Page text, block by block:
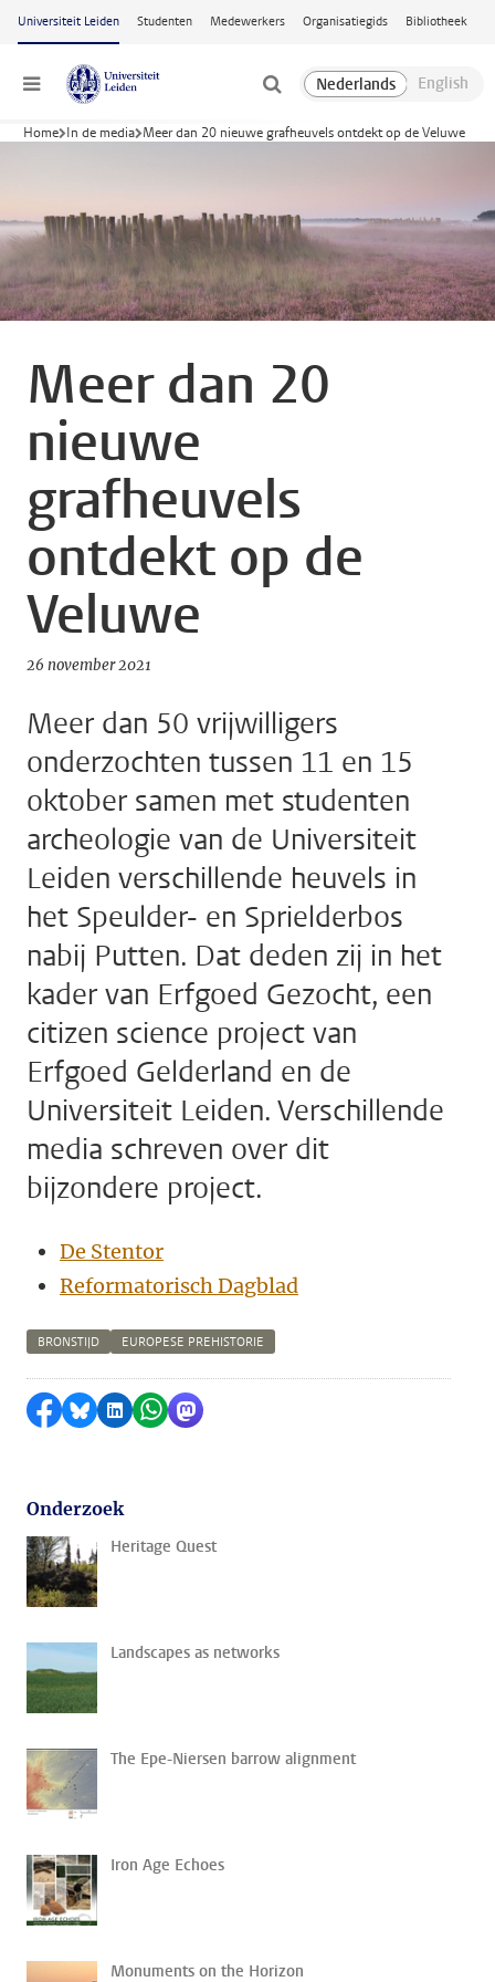
Ga naar hoofdinhoud
Universiteit Leiden Studenten Medewerkers Organisatiegids Bibliotheek
Menu
Home In de media Meer dan 20 nieuwe grafheuvels ontdekt op de Veluwe
Meer dan 20
nieuwe
grafheuvels
ontdekt op de
Veluwe
26 november 2021
Meer dan 50 vrijwilligers
onderzochten tussen 11 en 15
oktober samen met studenten
archeologie van de Universiteit
Leiden verschillende heuvels in
het Speulder- en Sprielderbos
nabij Putten. Dat deden zij in het
kader van Erfgoed Gezocht, een
citizen science project van
Erfgoed Gelderland en de
Universiteit Leiden. Verschillende
media schreven over dit
bijzondere project.
De Stentor
Reformatorisch Dagblad
BRONSTIJD EUROPESE PREHISTORIE
Delen op Facebook
Delen via Bluesky
Delen op LinkedIn
Delen via WhatsApp
Delen via Mastodon
Onderzoek
Heritage Quest
Landscapes as networks
The Epe-Niersen barrow alignment
Iron Age Echoes
Monuments on the Horizon